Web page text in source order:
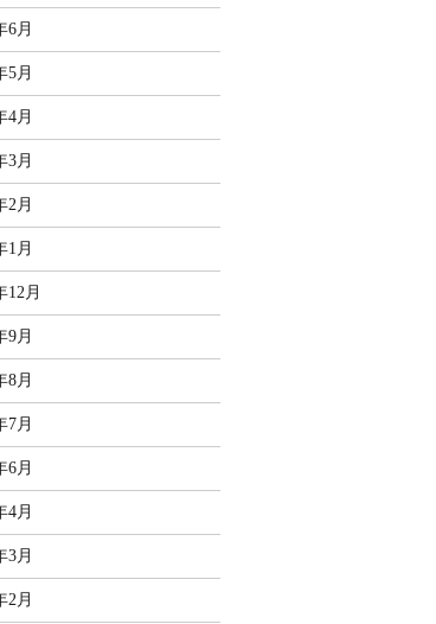
6月
5月
4月
3月
2月
1月
12月
9月
8月
7月
6月
4月
3月
2月